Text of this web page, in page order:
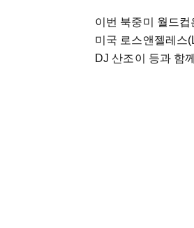
이번 북중미 월드
미국 로스앤젤레스
DJ 산조이 등과 함